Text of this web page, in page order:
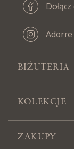
BIŻUTERIA
KOLEKCJE
ZAKUPY